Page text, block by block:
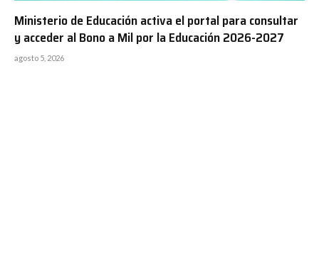
Ministerio de Educación activa el portal para consultar
y acceder al Bono a Mil por la Educación 2026-2027
agosto 5, 2026